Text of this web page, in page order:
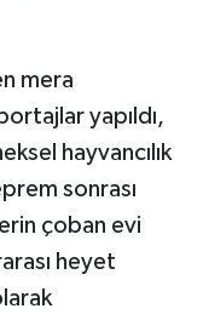
mera
yapıldı,
hayvancılık
sonrası
çoban evi
heyet